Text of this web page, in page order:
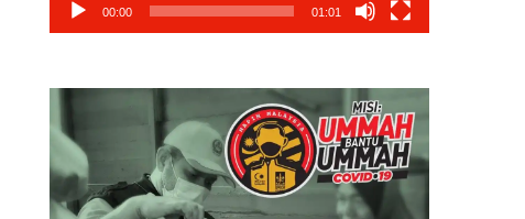
00:00 01:01